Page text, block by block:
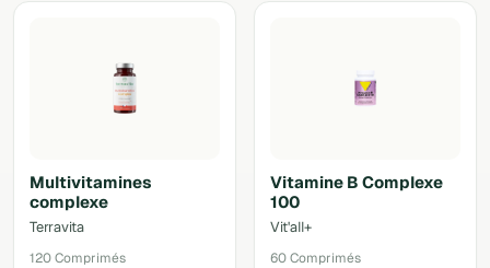
Multivitamines
complexe
Terravita
120 Comprimés
Vitamine B Complexe
100
Vit'all+
60 Comprimés